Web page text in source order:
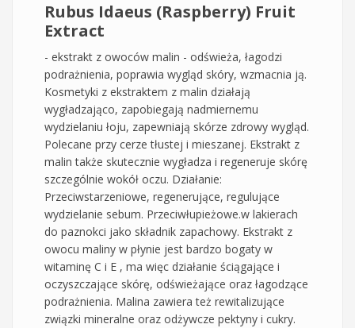
Rubus Idaeus (Raspberry) Fruit
Extract
- ekstrakt z owoców malin - odświeża, łagodzi
podrażnienia, poprawia wygląd skóry, wzmacnia ją.
Kosmetyki z ekstraktem z malin działają
wygładzająco, zapobiegają nadmiernemu
wydzielaniu łoju, zapewniają skórze zdrowy wygląd.
Polecane przy cerze tłustej i mieszanej. Ekstrakt z
malin także skutecznie wygładza i regeneruje skórę
szczególnie wokół oczu. Działanie:
Przeciwstarzeniowe, regenerujące, regulujące
wydzielanie sebum. Przeciwłupieżowe.w lakierach
do paznokci jako składnik zapachowy. Ekstrakt z
owocu maliny w płynie jest bardzo bogaty w
witaminę C i E , ma więc działanie ściągające i
oczyszczające skórę, odświeżające oraz łagodzące
podrażnienia. Malina zawiera też rewitalizujące
związki mineralne oraz odżywcze pektyny i cukry.